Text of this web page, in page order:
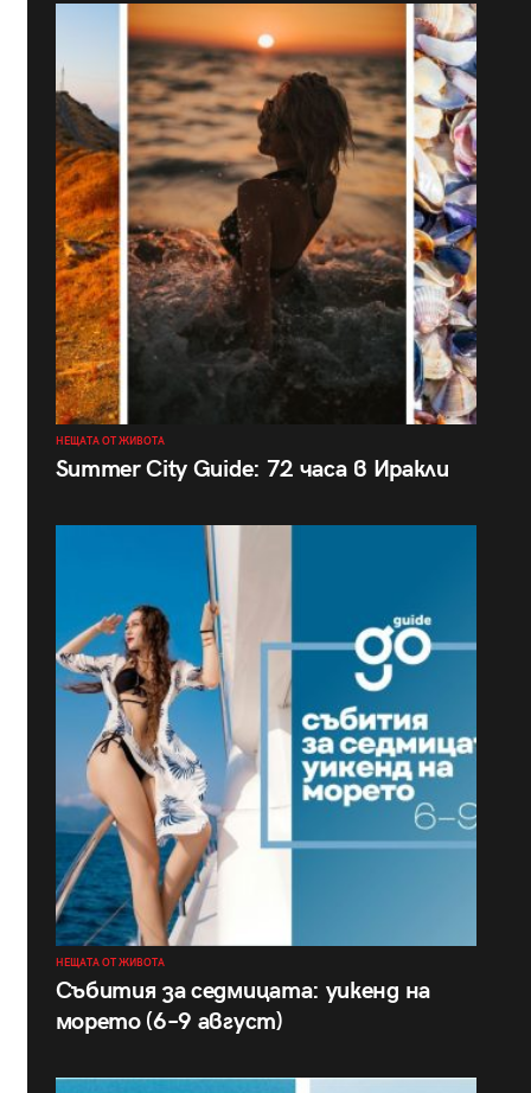
НЕЩАТА ОТ ЖИВОТА
Summer City Guide: 72 часа в Иракли
НЕЩАТА ОТ ЖИВОТА
Събития за седмицата: уикенд на
морето (6–9 август)